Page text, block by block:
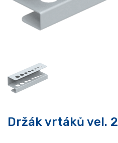
Držák vrtáků vel. 2